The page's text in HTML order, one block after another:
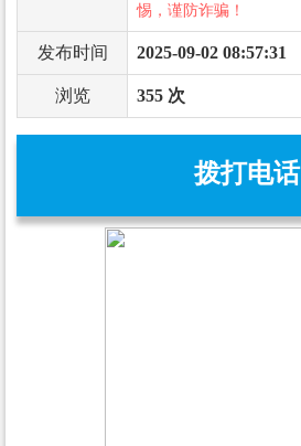
惕，谨防诈骗！
发布时间 2025-09-02 08:57:31
浏览 355 次
拨打电话